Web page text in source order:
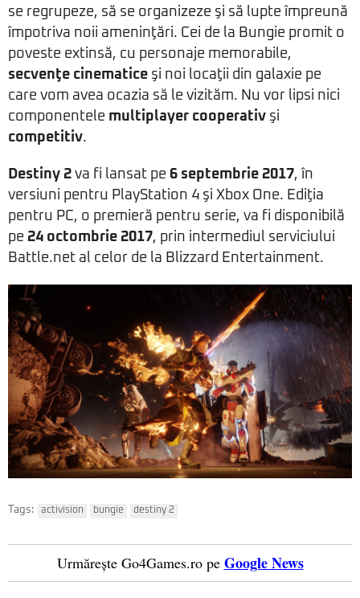
se regrupeze, să se organizeze şi să lupte împreună
împotriva noii ameninţări. Cei de la Bungie promit o
poveste extinsă, cu personaje memorabile,
secvenţe cinematice şi noi locaţii din galaxie pe
care vom avea ocazia să le vizităm. Nu vor lipsi nici
componentele multiplayer cooperativ şi
competitiv.
Destiny 2 va fi lansat pe 6 septembrie 2017, în
versiuni pentru PlayStation 4 şi Xbox One. Ediţia
pentru PC, o premieră pentru serie, va fi disponibilă
pe 24 octombrie 2017, prin intermediul serviciului
Battle.net al celor de la Blizzard Entertainment.
Tags: activision bungie destiny 2
Urmărește Go4Games.ro pe Google News